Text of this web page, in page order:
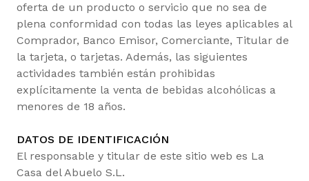
oferta de un producto o servicio que no sea de
plena conformidad con todas las leyes aplicables al
Comprador, Banco Emisor, Comerciante, Titular de
la tarjeta, o tarjetas. Además, las siguientes
actividades también están prohibidas
explícitamente la venta de bebidas alcohólicas a
menores de 18 años.
DATOS DE IDENTIFICACIÓN
El responsable y titular de este sitio web es La
Casa del Abuelo S.L.